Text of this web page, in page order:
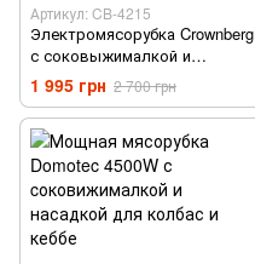
Артикул: CB-4215
Электромясорубка Crownberg
с соковыжималкой и
шинковкой с реверсом и 3
насадками 3200Вт
1 995 грн 2 700 грн